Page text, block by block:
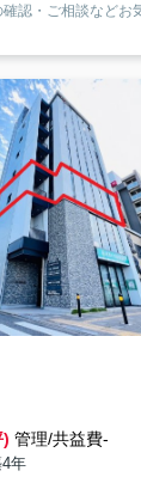
認・ご相談などお
管理/共益費-
年